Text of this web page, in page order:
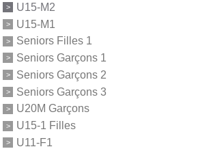
U15-M2
U15-M1
Seniors Filles 1
Seniors Garçons 1
Seniors Garçons 2
Seniors Garçons 3
U20M Garçons
U15-1 Filles
U11-F1